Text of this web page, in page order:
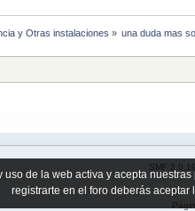
y Otras instalaciones » una duda mas
SMF 2.0.19
de la web activa y acepta
registrarte en el foro deberás